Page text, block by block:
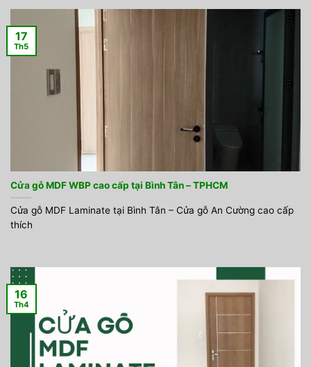
Cửa gỗ MDF WBP cao cấp tại Bình Tân – TPHCM
Cửa gỗ MDF Laminate tại Bình Tân – Cửa gỗ An Cường cao cấp
thích
17
Th5
16
Th4